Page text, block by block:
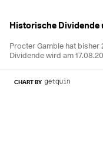
Historische Dividende
Procter Gamble hat bisher
Dividende wird am
CHART BY